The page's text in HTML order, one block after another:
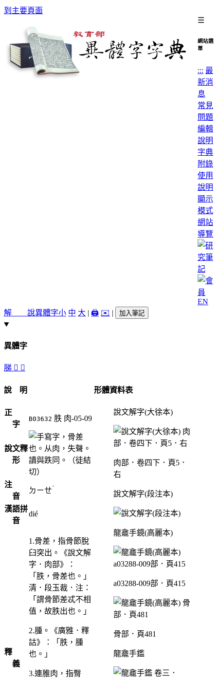
到主要頁面
☰
網站選
單
::: 最
新消
息
常見
問題
編輯
說明
字典
附錄
使用
說明
顯示
模式
網站
導覽
EN
解 說異體字小 中 大 | 🖨️ ✉️ | 加入筆記
異體字
䏲 𦝯 𩨰
說 明
正
字
B03632 胅 肉-05-09
說文釋
形
，骨差
也。从肉，失聲。
讀與跌同。（徒結
切）
注
音
ㄉㄧㄝˊ
漢語拼
音
dié
釋
義
1.骨差，指骨節脫
臼突出。《說文解
字．肉部》：
「胅，骨差也。」
清．段玉裁．注：
「謂骨節差忒不相
值，故胅出也。」
2.腫。《廣雅．釋
詁》：「胅，腫
也。」
3.連脽肉，指臀
形體資料表
說文解字(大徐本)
肉部．卷四下．頁5．
右
說文解字(段注本)
龍龕手鏡(高麗本)
a03288-009部．頁415
骨部．頁481
龍龕手鑑